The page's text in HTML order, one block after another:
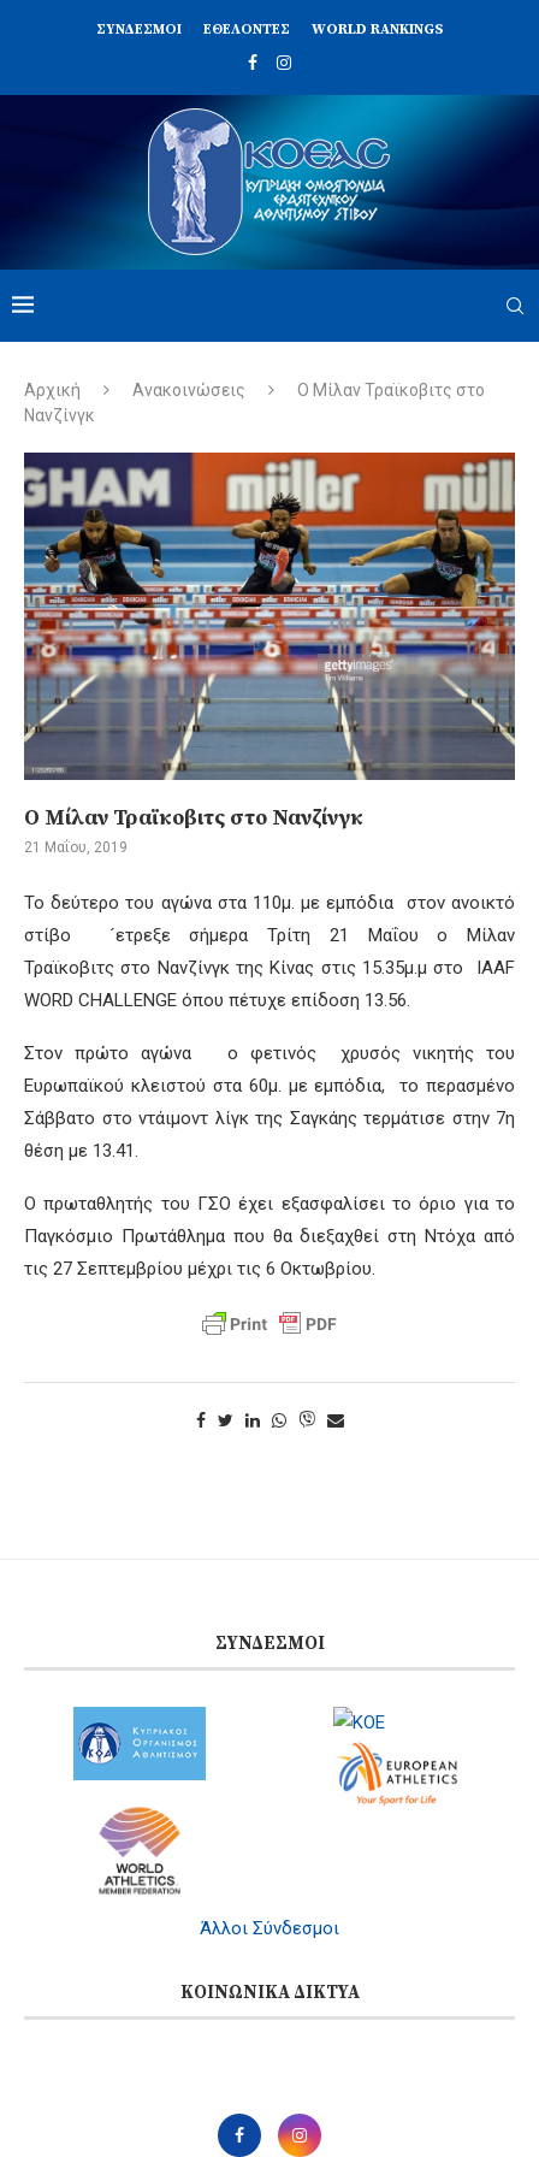
ΣΥΝΔΈΣΜΟΙ ΕΘΕΛΟΝΤΈΣ WORLD RANKINGS
Αρχική Ανακοινώσεις
Ο Μίλαν Τραϊκοβιτς στο
Νανζίνγκ
Ο Μίλαν Τραϊκοβιτς στο Νανζίνγκ
21 Μαΐου, 2019
Το δεύτερο του αγώνα στα 110μ. με εμπόδια στον ανοικτό
στίβο ´ετρεξε σήμερα Τρίτη 21 Μαΐου ο Μίλαν
Τραϊκοβιτςστο ΝανζίνγκτηςΚίνας στις 15.35μ.μ στο IAAF
WORD CHALLENGE όπου πέτυχε επίδοση 13.56.
Στον πρώτο αγώνα ο φετινός χρυσός νικητής του
Ευρωπαϊκού κλειστού στα 60μ. με εμπόδια, το περασμένο
Σάββατο στο ντάιμοντ λίγκ της Σαγκάης τερμάτισε στην 7η
θέση με 13.41.
Ο πρωταθλητής του ΓΣΟ έχει εξασφαλίσει το όριο για το
Παγκόσμιο Πρωτάθλημα που θα διεξαχθεί στη Ντόχα από
τις 27 Σεπτεμβρίου μέχρι τις 6 Οκτωβρίου.
ΣΎΝΔΕΣΜΟΙ
Άλλοι Σύνδεσμοι
ΚΟΙΝΩΝΙΚΆ ΔΊΚΤΥΑ